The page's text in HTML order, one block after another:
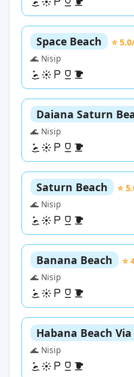
Space Beach
⭐
🌊 Nisip
Daiana Saturn
🌊 Nisip
Saturn Beach
⭐
🌊 Nisip
Banana Beach
⭐
🌊 Nisip
Habana Beach
🌊 Nisip